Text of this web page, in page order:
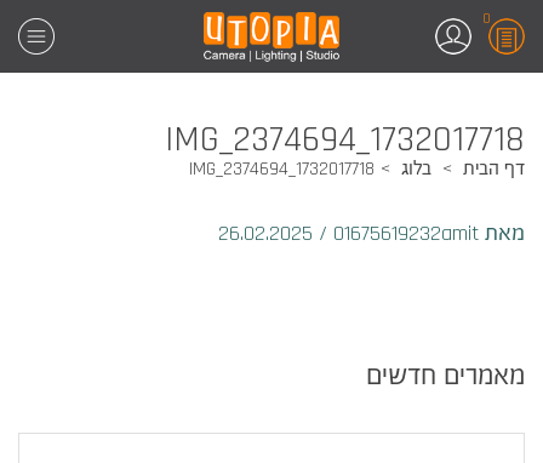
0
1732017718_IMG_2374694
דף הבית בלוג 1732017718_IMG_2374694
מאת 01675619232amit /
מאמרים חדשים